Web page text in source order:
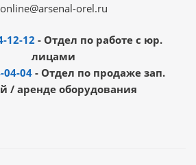
online@arsenal-orel.ru
12-12 - Отдел по работе с юр.
лицами
04-04- Отдел по продаже зап.
/ аренде оборудования